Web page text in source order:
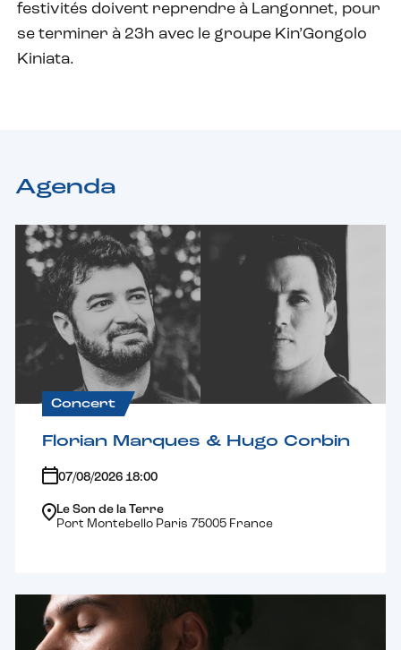
festivités doivent reprendre à Langonnet, pour
se terminer à 23h avec le groupe Kin’Gongolo
Kiniata.
Agenda
Concert
Florian Marques & Hugo Corbin
07/08/2026 18:00
Le Son de la Terre
Port Montebello Paris 75005 France